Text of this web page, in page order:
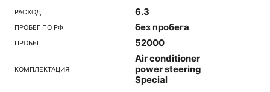
РАСХОД 6.3
ПРОБЕГ ПО РФ без пробега
ПРОБЕГ 52000
КОМПЛЕКТАЦИЯ
Air conditioner
power steering
Special